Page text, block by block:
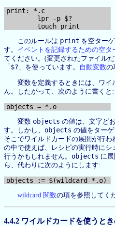
print: *.c
        lpr -p $?
このルールは print を空ター
す。 イベントを記録するための空タ
てください。(変更されたファイル
「 $? 」を使っています。 自動変数の
変数を定義するときには、ワイ
ん。したがって、次のように書くと:
変数 objects の値は、文字ど
す。しかし、 objects の値をターゲ
そこでワイルドカードの展開が行わ
の中で使えば、レシピの実行時に
行うかもしれません。 objects に
ら、代わりに次のようにします:
wildcard 関数の項を参照してく
4.4.2 ワイルドカードを使うと